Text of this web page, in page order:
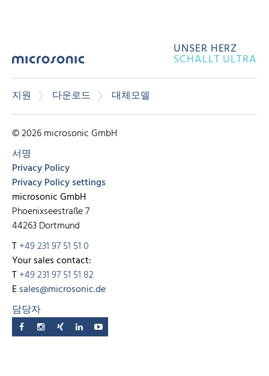
UNSER HERZ
SCHALLT ULTRA
지원 다운로드 대체모델
© 2026 microsonic GmbH
서명
Privacy Policy
Privacy Policy settings
microsonic GmbH
Phoenixseestraße 7
44263 Dortmund
T+49 231 97 51 51 0
Your sales contact:
T+49 231 97 51 51 82
Esales@microsonic.de
담당자